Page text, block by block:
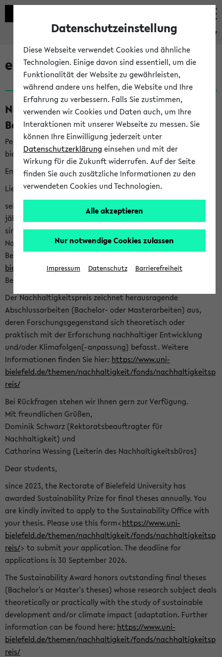
eKVV
eKVV News
Nachhaltigkeitspreis 2026:
Bewerbungsphase gestartet (06.08.26)
Per E-Mail eingestellt von nachhaltigkeitsbuero@uni-
bielefeld.de an den Verteiler 'Alle Studierenden':
English version below
Liebe Studierende,
seit 2023 verleiht das Rektorat der Universität Bielefeld
jährlich den Nachhaltigkeitspreis für Abschlussarbeiten. Sie
sind herzlich eingeladen sich mit Ihrer Abschlussarbeit beim
Nachhaltigkeitsbüro zu bewerben. Bitte nutzen Sie für Ihre
Bewerbung dieses Formular<https://formulare.uni-
bielefeld.de/frontend-server/form/provide/913/>. Die
Bewerbungsfrist endet am 30.09.2026.
Der Nachhaltigkeitspreis zeichnet herausragende
Abschlussarbeiten (Bachelor- oder Masterarbeiten) aus,
deren Forschungsgegenstand sich theoretisch oder
praktisch mit der Erforschung nachhaltiger Entwicklung
und/oder Klimafolgen(-anpassung) befasst. Weitere
Informationen finden Sie hier: https://www.uni-
bielefeld.de/themen/nachhaltigkeit/fonds/nachhaltigkeitsp
reis/
Bei Rückfragen stehen wir Ihnen gern zur Verfügung.
Mit freundlichen Grüßen,
Dominik Schwarz (Rektoratsbeauftragter für
Nachhaltigkeit) und
Catharina Wessing (Leiterin des Nachhaltigkeitsbüros)
Dear students,
since 2023, the Rectorate of Bielefeld University has
awarded Sustainability Prize for final theses annually. You
are kindly invited to apply to the Sustainability Office with
your thesis. Please use this form<https://www.uni-
bielefeld.de/themen/nachhaltigkeit/fonds/nachhaltigkeitsp
reis/> to submit your application. The deadline for
applications is 30 September 2026.
The Sustainability Award honors outstanding final theses
(Bachelor's or Master's theses) whose research subject deals
theoretically or practically with the study of sustainable
development and/or climate impact (adaptation. Further
information can be found here: https://www.uni-
bielefeld.de/themen/nachhaltigkeit/fonds/nachhaltigkeitsp
reis/
Datenschutzeinstellung
Diese Webseite verwendet Cookies und ähnliche
Technologien. Einige davon sind essentiell, um die
Funktionalität der Website zu gewährleisten,
während andere uns helfen, die Website und Ihre
Erfahrung zu verbessern. Falls Sie zustimmen,
verwenden wir Cookies und Daten auch, um Ihre
Interaktionen mit unserer Webseite zu messen. Sie
können Ihre Einwilligung jederzeit unter
Datenschutzerklärung einsehen und mit der
Wirkung für die Zukunft widerrufen. Auf der Seite
finden Sie auch zusätzliche Informationen zu den
verwendeten Cookies und Technologien.
Alle akzeptieren
Nur notwendige Cookies zulassen
Impressum Datenschutz Barrierefreiheit